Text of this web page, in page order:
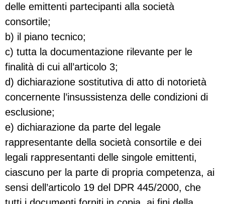
delle emittenti partecipanti alla società
consortile;
b) il piano tecnico;
c) tutta la documentazione rilevante per le
finalità di cui all’articolo 3;
d) dichiarazione sostitutiva di atto di notorietà
concernente l’insussistenza delle condizioni di
esclusione;
e) dichiarazione da parte del legale
rappresentante della società consortile e dei
legali rappresentanti delle singole emittenti,
ciascuno per la parte di propria competenza, ai
sensi dell’articolo 19 del DPR 445/2000, che